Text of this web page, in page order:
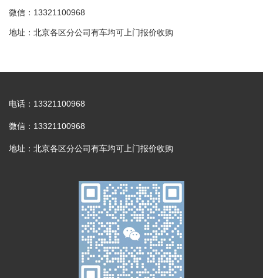
微信：13321100968
地址：北京各区分公司有车均可上门报价收购
电话：13321100968
微信：13321100968
地址：北京各区分公司有车均可上门报价收购